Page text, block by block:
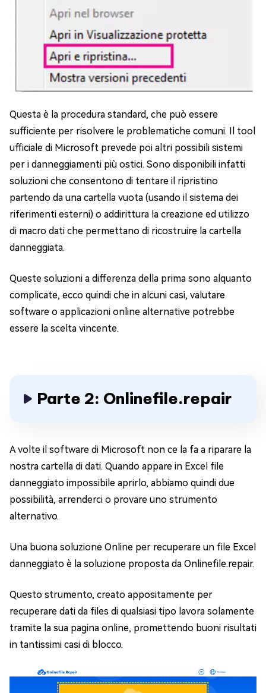
Questa è la procedura standard, che può essere
sufficiente per risolvere le problematiche comuni. Il tool
ufficiale di Microsoft prevede poi altri possibili sistemi
per i danneggiamenti più ostici. Sono disponibili infatti
soluzioni che consentono di tentare il ripristino
partendo da una cartella vuota (usando il sistema dei
riferimenti esterni) o addirittura la creazione ed utilizzo
di macro dati che permettano di ricostruire la cartella
danneggiata.
Queste soluzioni a differenza della prima sono alquanto
complicate, ecco quindi che in alcuni casi, valutare
software o applicazioni online alternative potrebbe
essere la scelta vincente.
Parte 2: Onlinefile.repair
A volte il software di Microsoft non ce la fa a riparare la
nostra cartella di dati. Quando appare in Excel file
danneggiato impossibile aprirlo, abbiamo quindi due
possibilità, arrenderci o provare uno strumento
alternativo.
Una buona soluzione Online per recuperare un file Excel
danneggiato è la soluzione proposta da Onlinefile.repair.
Questo strumento, creato appositamente per
recuperare dati da files di qualsiasi tipo lavora solamente
tramite la sua pagina online, promettendo buoni risultati
in tantissimi casi di blocco.